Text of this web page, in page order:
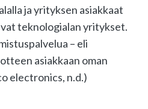
ja yrityksen asiakkaat
teknologialan yritykset.
– eli
asiakkaan oman
electronics, n.d.)